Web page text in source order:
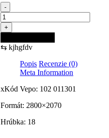
-
množstvo
FAL
18
LDTD
Y683
Brown
Arcena
Oak
2800x2070x18
+
⇆ kjhgfdv
Popis Recenzie (0)
Meta Information
xKód Vepo: 102 011301
Formát: 2800×2070
Hrúbka: 18